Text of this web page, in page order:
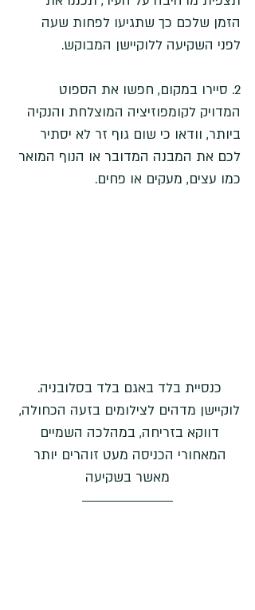
הזמן שלכם כך שתגיעו לפחות שעה
לפני השקיעה ללוקיישן המבוקש.
2. סיירו במקום, חפשו את הספוט
המדויק לקומפוזיציה המוצלחת והנקיה
ביותר, וודאו כי שום גוף זר לא יסתיר
לכם את המבנה המדובר או הנוף המואר
כמו עצים, מעקים או פחים.
כנסיית בלד באגם בלד בסלובניה.
לוקיישן מדהים לצילומים בזעה הכחולה,
דווקא בזריחה, במהלכה השמיים
המאחורי הכניסה מעט זוהרים יותר
מאשר בשקיעה